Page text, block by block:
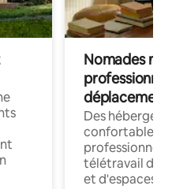
Nomades
déplacement
Des
confortables
professionnels
télétravail
et d'espaces